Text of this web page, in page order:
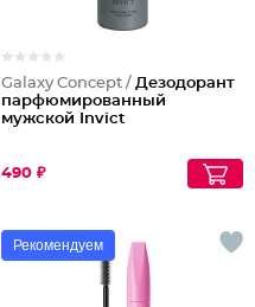
Galaxy Concept / Дезодорант
парфюмированный
мужской Invict
490 ₽
Рекомендуем